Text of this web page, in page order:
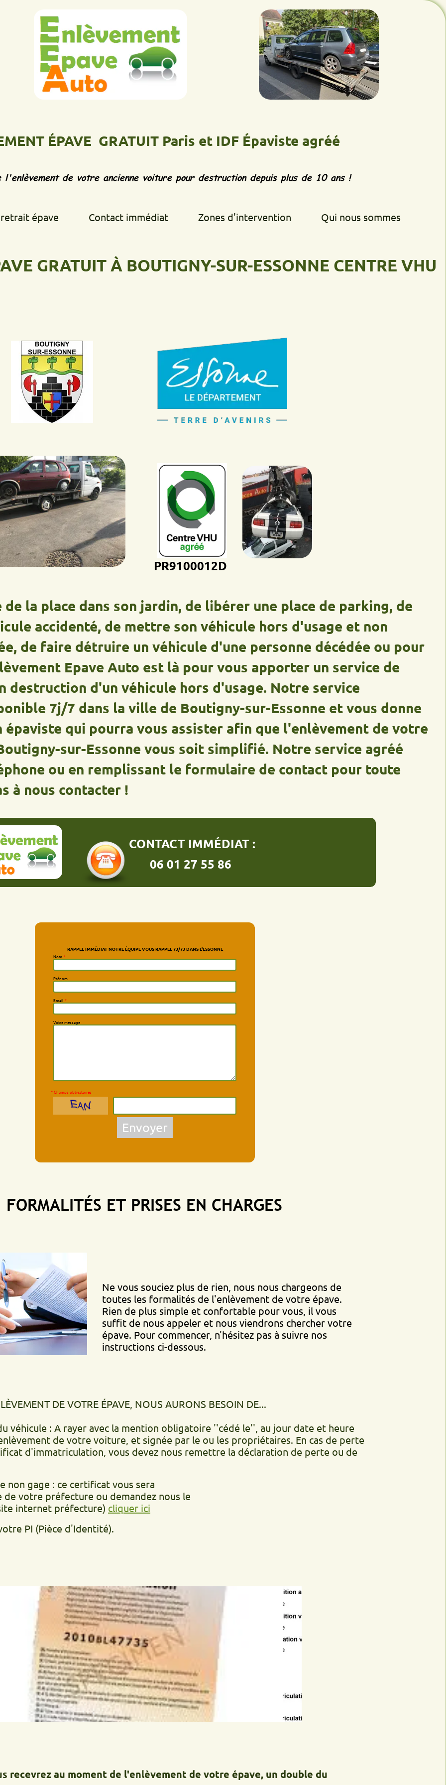
ÉPAVE GRATUIT Paris et IDFÉpaviste agréé
de votre ancienne voiture pour destruction depuis plus de 10 ans !
Contact immédiat Zones d'intervention Qui nous sommes
À BOUTIGNY-SUR-ESSONNECENTRE VHU
PR9100012D
place dans son jardin, de libérer une place de parking, de
de mettre son véhicule hors d'usage et non
faire détruire un véhicule d'une personne décédée ou pour
Epave Auto est là pour vous apporter un service de
d'un véhicule hors d'usage. Notre service
7j/7 dans la ville de Boutigny-sur-Essonne et vous donne
qui pourra vous assister afin que l'enlèvement de votre
sur-Essonne vous soit simplifié. Notre service agréé
ou en remplissant le formulaire de contact pour toute
contacter !
CONTACT IMMÉDIAT :
06 01 27 55 86
RAPPEL IMMÉDIAT NOTRE ÉQUIPE VOUS RAPPEL 7J/7J DANS L'ESSONNE
* Champs obligatoires
Envoyer
ET PRISES EN CHARGES
Ne vous souciez plus de rien, nous nous chargeons de
toutes les formalités de l'enlèvement de votre épave.
Rien de plus simple et confortable pour vous, il vous
suffit de nous appeler et nous viendrons chercher votre
épave. Pour commencer, n'hésitez pas à suivre nos
instructions ci-dessous.
DE VOTRE ÉPAVE, NOUS AURONS BESOIN DE...
: A rayer avec la mention obligatoire ''cédé le'', au jour date et heure
de votre voiture, et signée par le ou les propriétaires. En cas de perte
vous devez nous remettre la déclaration de perte ou de
: ce certificat vous sera
préfecture ou demandez nous le
préfecture)cliquer ici
d'Identité).
au moment de l'enlèvement de votre épave, un double du